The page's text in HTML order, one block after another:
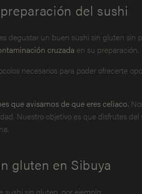
del sushi
degustar un buen sushi sin gluten sin
cruzada en su preparación.
necesarios para poder ofrecerte
que avisarnos de que eres celiaco.
Nuestro objetivo es que disfrutes del
gluten en Sibuya